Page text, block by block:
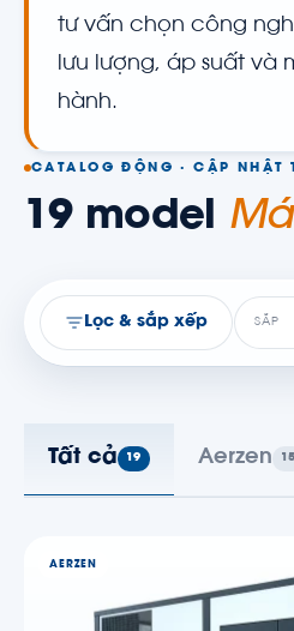
tư vấn chọn công
lưu lượng, áp suất và
hành.
CATALOG ĐỘNG · CẬP NHẬT
19 model
Lọc & sắp xếp SẮP
Tất cả 19 Aerzen 15
AERZEN